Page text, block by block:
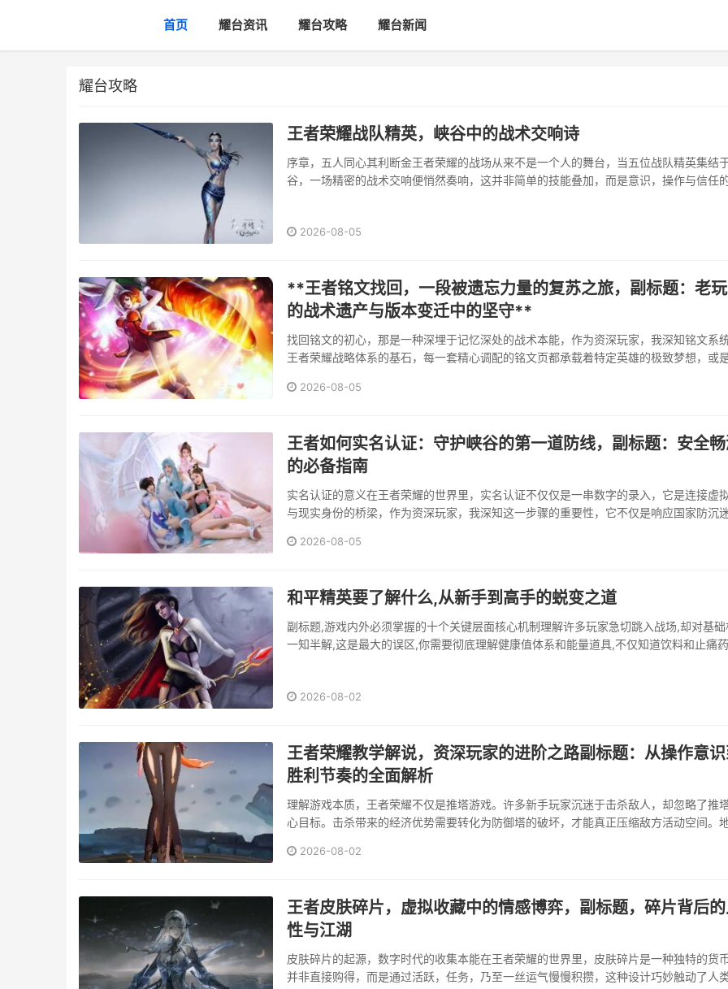
首页 耀台资讯 耀台攻略 耀台新闻
耀台攻略
王者荣耀战队精英，峡谷中的战术交响诗
序章，五人同心其利断金王者荣耀的战场从来不是一个人的舞台，当五位战队精英集结
谷，一场精密的战术交响便悄然奏响，这并非简单的技能叠加，而是意识，操作与信任
2026-08-05
**王者铭文找回，一段被遗忘力量的复苏之旅，副标题：老
的战术遗产与版本变迁中的坚守**
找回铭文的初心，那是一种深埋于记忆深处的战术本能，作为资深玩家，我深知铭文系
王者荣耀战略体系的基石，每一套精心调配的铭文页都承载着特定英雄的极致梦想，或
2026-08-05
王者如何实名认证：守护峡谷的第一道防线，副标题：安全
的必备指南
实名认证的意义在王者荣耀的世界里，实名认证不仅仅是一串数字的录入，它是连接虚
与现实身份的桥梁，作为资深玩家，我深知这一步骤的重要性，它不仅是响应国家防沉
违规行为的侵袭，认证后，系统能更有效地识别玩家群体，为未成年人提供健康的游戏环
2026-08-05
和平精英要了解什么,从新手到高手的蜕变之道
副标题,游戏内外必须掌握的十个关键层面核心机制理解许多玩家急切跳入战场,却对基础
一知半解,这是最大的误区,你需要彻底理解健康值体系和能量道具,不仅知道饮料和止痛
2026-08-02
王者荣耀教学解说，资深玩家的进阶之路副标题：从操作意识
胜利节奏的全面解析
理解游戏本质，王者荣耀不仅是推塔游戏。许多新手玩家沉迷于击杀敌人，却忽略了推
心目标。击杀带来的经济优势需要转化为防御塔的破坏，才能真正压缩敌方活动空间。
从追逐人头转向掌控全局。掌握英雄机制，精通胜过泛泛而谈。每个英雄都有独特的技能
2026-08-02
王者皮肤碎片，虚拟收藏中的情感博弈，副标题，碎片背后
性与江湖
皮肤碎片的起源，数字时代的收集本能在王者荣耀的世界里，皮肤碎片是一种独特的货
并非直接购得，而是通过活跃，任务，乃至一丝运气慢慢积攒，这种设计巧妙触动了人